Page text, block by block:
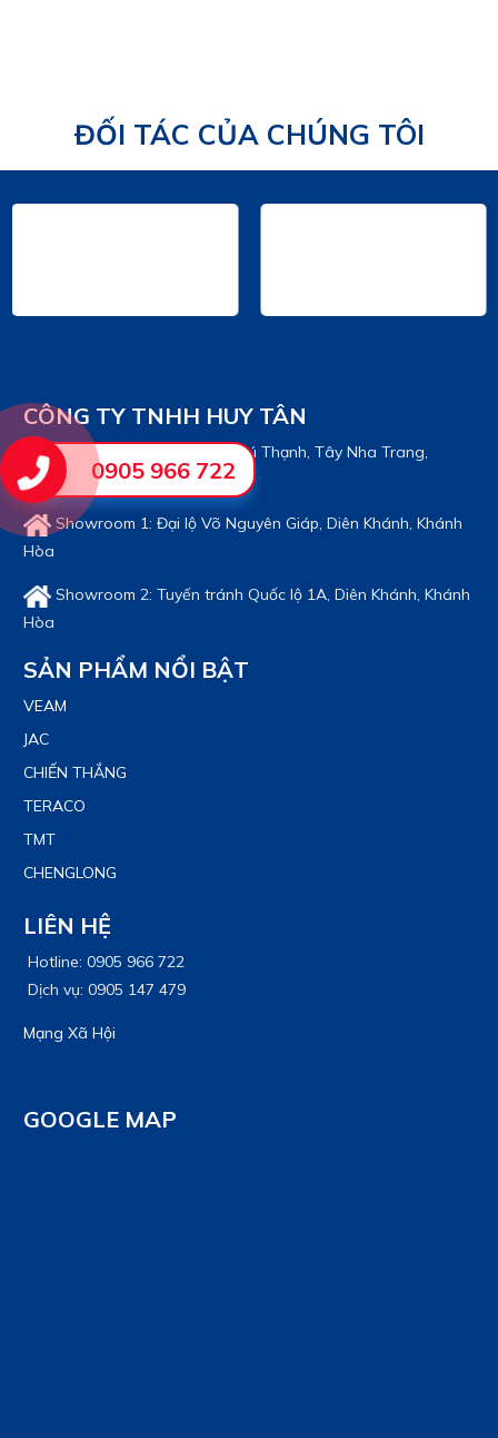
ĐỐI TÁC CỦA CHÚNG TÔI
CÔNG TY TNHH HUY TÂN
777 - 779 Đường 23/10, Phú Thạnh, Tây Nha Trang,
Khánh Hòa
Showroom 1: Đại lộ Võ Nguyên Giáp, Diên Khánh, Khánh
Hòa
Showroom 2: Tuyến tránh Quốc lộ 1A, Diên Khánh, Khánh
Hòa
SẢN PHẨM NỔI BẬT
VEAM
JAC
CHIẾN THẮNG
TERACO
TMT
CHENGLONG
LIÊN HỆ
Hotline: 0905 966 722
Dịch vụ: 0905 147 479
Mạng Xã Hội
GOOGLE MAP
0905 966 722